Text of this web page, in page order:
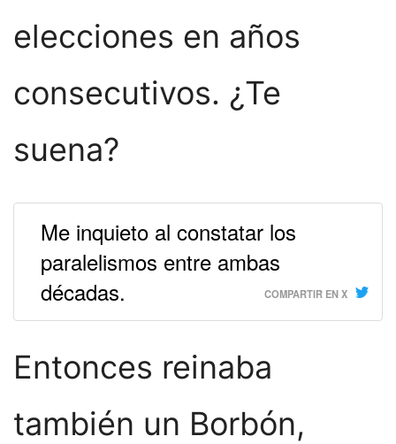
elecciones en años
consecutivos. ¿Te
suena?
Me inquieto al constatar los
paralelismos entre ambas
décadas.
COMPARTIR EN X
Entonces reinaba
también un Borbón,